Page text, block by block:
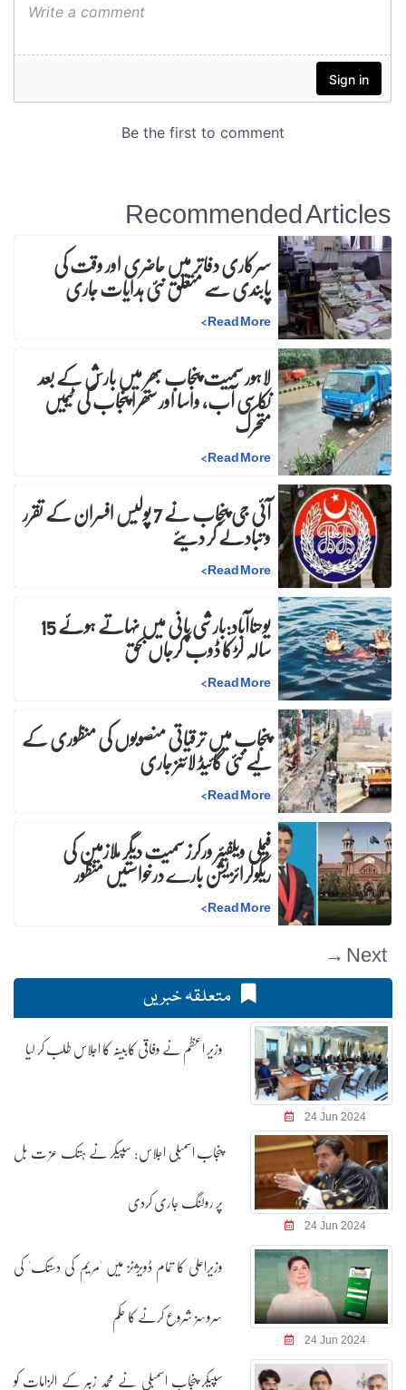
Recommended Articles
سرکاری دفاتر میں حاضری اور وقت کی
پابندی سے متعلق نئی ہدایات جاری
Read More
>
لاہور سمیت پنجاب بھر میں بارش کے بعد
نکاسی آب، واسا اور ستھرا پنجاب کی ٹیمیں
متحرک
Read More
>
آئی جی پنجاب نے 7 پولیس افسران کے تقرر و تبادلے کر دیئے
Read More
>
یوحناآباد:بارشی پانی میں نہاتے ہوئے 15 سالہ لڑکا ڈوب کرجاں بحق
Read More
>
پنجاب میں ترقیاتی منصوبوں کی منظوری کے
لیے نئی گائیڈ لائنز جاری
Read More
>
فیملی ویلفیئر ورکرز سمیت دیگر ملازمین کی
ریگولرائزیشن بارے درخواستیں منظور
Read More
>
Next →
متعلقہ خبریں
24 Jun 2024
وزیر اعظم نے وفاقی کابینہ کا اجلاس طلب کر لیا
24 Jun 2024
پنجاب اسمبلی اجلاس: سپیکر نے ہتک عز ت بل
پر رولنگ جاری کردی
24 Jun 2024
وزیراعلیٰ کا تمام ڈویژنز میں 'مریم کی دستک' کی
سروسز شروع کرنے کا حکم
سپیکر پنجاب اسمبلی نے محمد زبیر کے الزامات کو